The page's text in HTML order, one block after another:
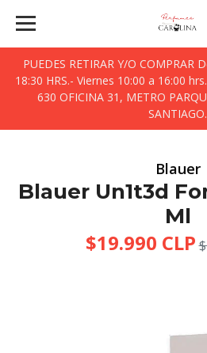
PUEDES RETIRAR Y/O COMPRAR
18:30 HRS.- Viernes 10:00 a 16:00
630 OFICINA 31, METRO
SANTIAGO.
Blauer
Blauer Un1t3d
Ml
$19.990 CLP